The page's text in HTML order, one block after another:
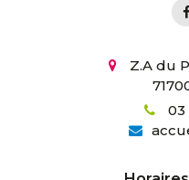
Z.A du
03